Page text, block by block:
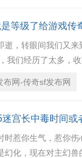
等级了给游戏传
逝，转眼间我们又
我们经历了太多，
布网-传奇sf发布网
宫长中毒时间或
时惹你生气，惹你
幻化，现在对主幻